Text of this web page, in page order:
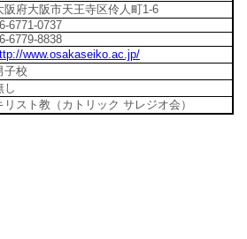
阪府大阪市天王寺区伶人町1-6
6771-0737
6779-8838
www.osakaseiko.ac.jp/
子校
し
リスト教（カトリック サレジオ会）